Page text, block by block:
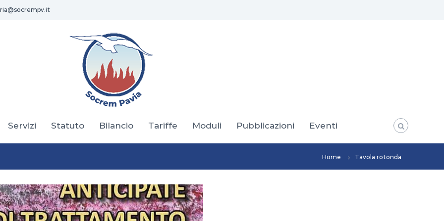
Servizi Statuto Bilancio Tariffe Moduli Pubblicazioni Eventi
Home Tavola rotonda